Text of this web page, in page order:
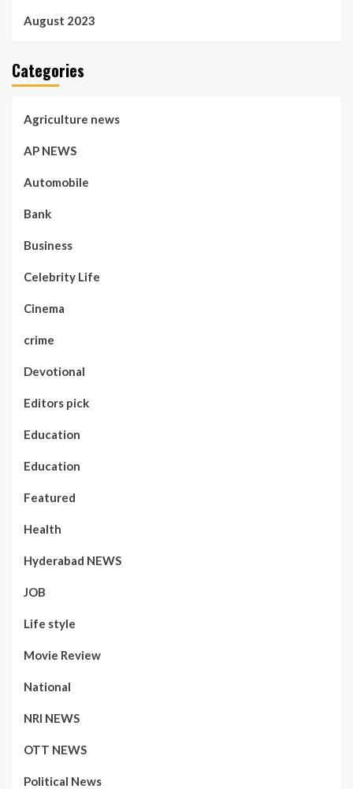
August 2023
Categories
Agriculture news
AP NEWS
Automobile
Bank
Business
Celebrity Life
Cinema
crime
Devotional
Editors pick
Education
Education
Featured
Health
Hyderabad NEWS
JOB
Life style
Movie Review
National
NRI NEWS
OTT NEWS
Political News